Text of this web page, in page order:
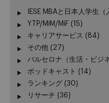
IESE MBAと日本人学生
YTP/MiM/MiF (15)
キャリアサービス (84)
その他 (27)
バルセロナ（生活・ビジ
ポッドキャスト (14)
ランキング (30)
リサーチ (36)